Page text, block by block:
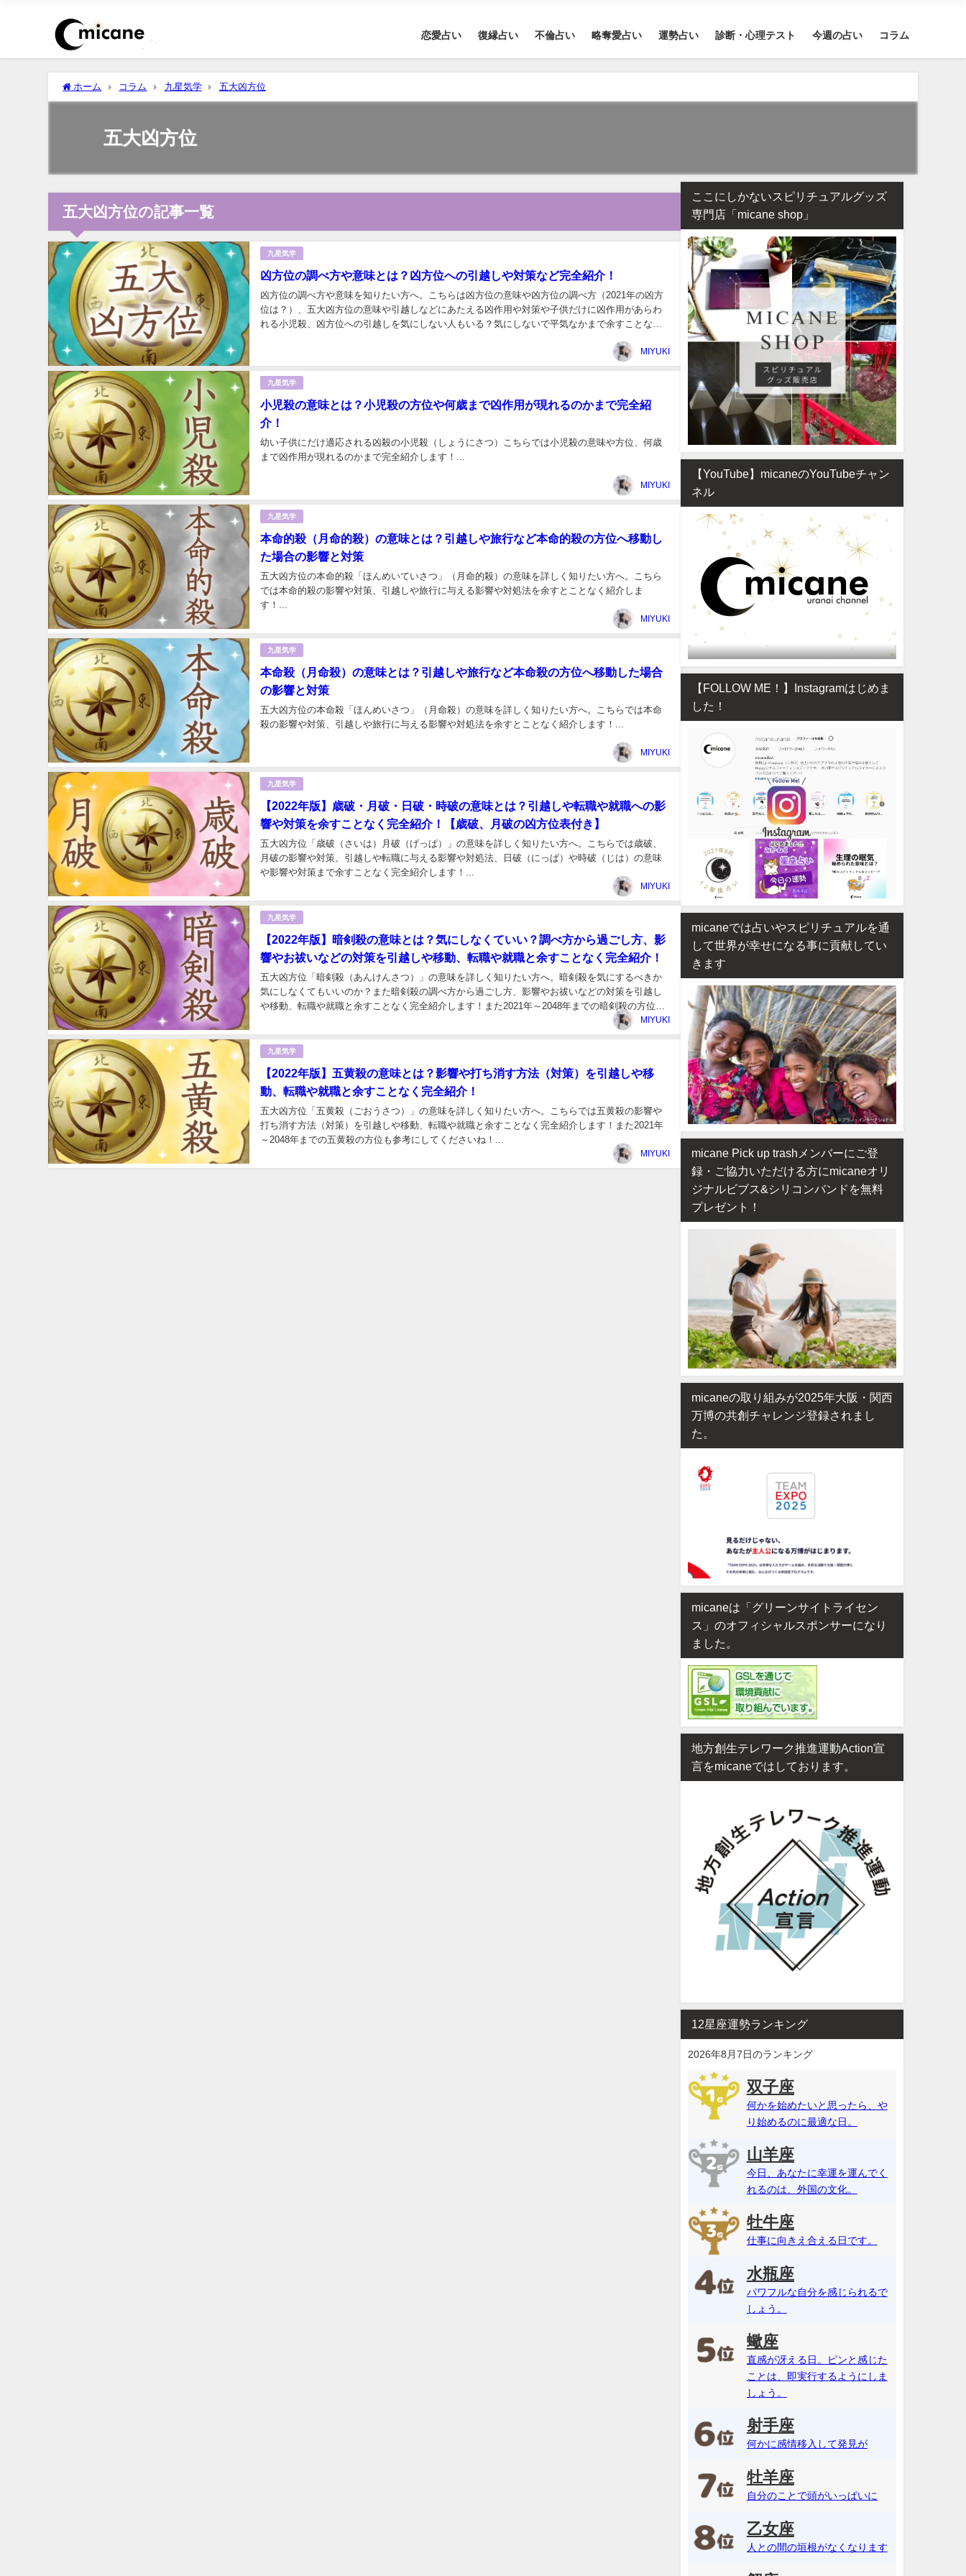
恋愛占い 復縁占い 不倫占い 略奪愛占い 運勢占い 診断・心理テスト 今週の占い コラム
ホーム コラム 九星気学 五大凶方位
五大凶方位
五大凶方位の記事一覧
九星気学
凶方位の調べ方や意味とは？凶方位への引越しや対策など完全紹介！
凶方位の調べ方や意味を知りたい方へ。こちらは凶方位の意味や凶方位の調べ方（2021年の凶方
位は？）、五大凶方位の意味や引越しなどにあたえる凶作用や対策や子供だけに凶作用があらわ
れる小児殺、凶方位への引越しを気にしない人もいる？気にしないで平気なかまで余すことなく
MIYUKI
九星気学
小児殺の意味とは？小児殺の方位や何歳まで凶作用が現れるのかまで完全紹
介！
幼い子供にだけ適応される凶殺の小児殺（しょうにさつ）こちらでは小児殺の意味や方位、何歳
まで凶作用が現れるのかまで完全紹介します！...
MIYUKI
九星気学
本命的殺（月命的殺）の意味とは？引越しや旅行など本命的殺の方位へ移動し
た場合の影響と対策
五大凶方位の本命的殺「ほんめいていさつ」（月命的殺）の意味を詳しく知りたい方へ。こちら
では本命的殺の影響や対策、引越しや旅行に与える影響や対処法を余すとことなく紹介しま
す！...
MIYUKI
九星気学
本命殺（月命殺）の意味とは？引越しや旅行など本命殺の方位へ移動した場合
の影響と対策
五大凶方位の本命殺「ほんめいさつ」（月命殺）の意味を詳しく知りたい方へ。こちらでは本命
殺の影響や対策、引越しや旅行に与える影響や対処法を余すとことなく紹介します！...
MIYUKI
九星気学
【2022年版】歳破・月破・日破・時破の意味とは？引越しや転職や就職への影
響や対策を余すことなく完全紹介！【歳破、月破の凶方位表付き】
五大凶方位「歳破（さいは）月破（げっぱ）」の意味を詳しく知りたい方へ。こちらでは歳破、
月破の影響や対策、引越しや転職に与える影響や対処法、日破（にっぱ）や時破（じは）の意味
や影響や対策まで余すことなく完全紹介します！...
MIYUKI
九星気学
【2022年版】暗剣殺の意味とは？気にしなくていい？調べ方から過ごし方、影
響やお祓いなどの対策を引越しや移動、転職や就職と余すことなく完全紹介！
五大凶方位「暗剣殺（あんけんさつ）」の意味を詳しく知りたい方へ。暗剣殺を気にするべきか
気にしなくてもいいのか？また暗剣殺の調べ方から過ごし方、影響やお祓いなどの対策を引越し
や移動、転職や就職と余すことなく完全紹介します！また2021年～2048年までの暗剣殺の方位も
MIYUKI
九星気学
【2022年版】五黄殺の意味とは？影響や打ち消す方法（対策）を引越しや移
動、転職や就職と余すことなく完全紹介！
五大凶方位「五黄殺（ごおうさつ）」の意味を詳しく知りたい方へ。こちらでは五黄殺の影響や
打ち消す方法（対策）を引越しや移動、転職や就職と余すことなく完全紹介します！また2021年
～2048年までの五黄殺の方位も参考にしてくださいね！...
MIYUKI
ここにしかないスピリチュアルグッズ
専門店「micane shop」
【YouTube】micaneのYouTubeチャン
ネル
【FOLLOW ME！】Instagramはじめま
した！
micaneでは占いやスピリチュアルを通
して世界が幸せになる事に貢献してい
きます
micane Pick up trashメンバーにご登
録・ご協力いただける方にmicaneオリ
ジナルビブス&シリコンバンドを無料
プレゼント！
micaneの取り組みが2025年大阪・関西
万博の共創チャレンジ登録されまし
た。
micaneは「グリーンサイトライセン
ス」のオフィシャルスポンサーになり
ました。
地方創生テレワーク推進運動Action宣
言をmicaneではしております。
12星座運勢ランキング
2026年8月7日のランキング
双子座
何かを始めたいと思ったら、や
り始めるのに最適な日。
山羊座
今日、あなたに幸運を運んでく
れるのは、外国の文化。
牡牛座
仕事に向きえ合える日です。
水瓶座
パワフルな自分を感じられるで
しょう。
蠍座
直感が冴える日。ピンと感じた
ことは、即実行するようにしま
しょう。
射手座
何かに感情移入して発見が
牡羊座
自分のことで頭がいっぱいに
乙女座
人との間の垣根がなくなります